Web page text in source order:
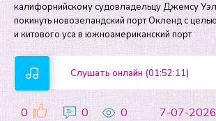
калифорнийскому судовладельцу Джемсу
покинуть новозеландский порт Окленд с
и китового уса в южноамериканский порт
Слушать онлайн (01:52:11)
0 0 0 7-07-